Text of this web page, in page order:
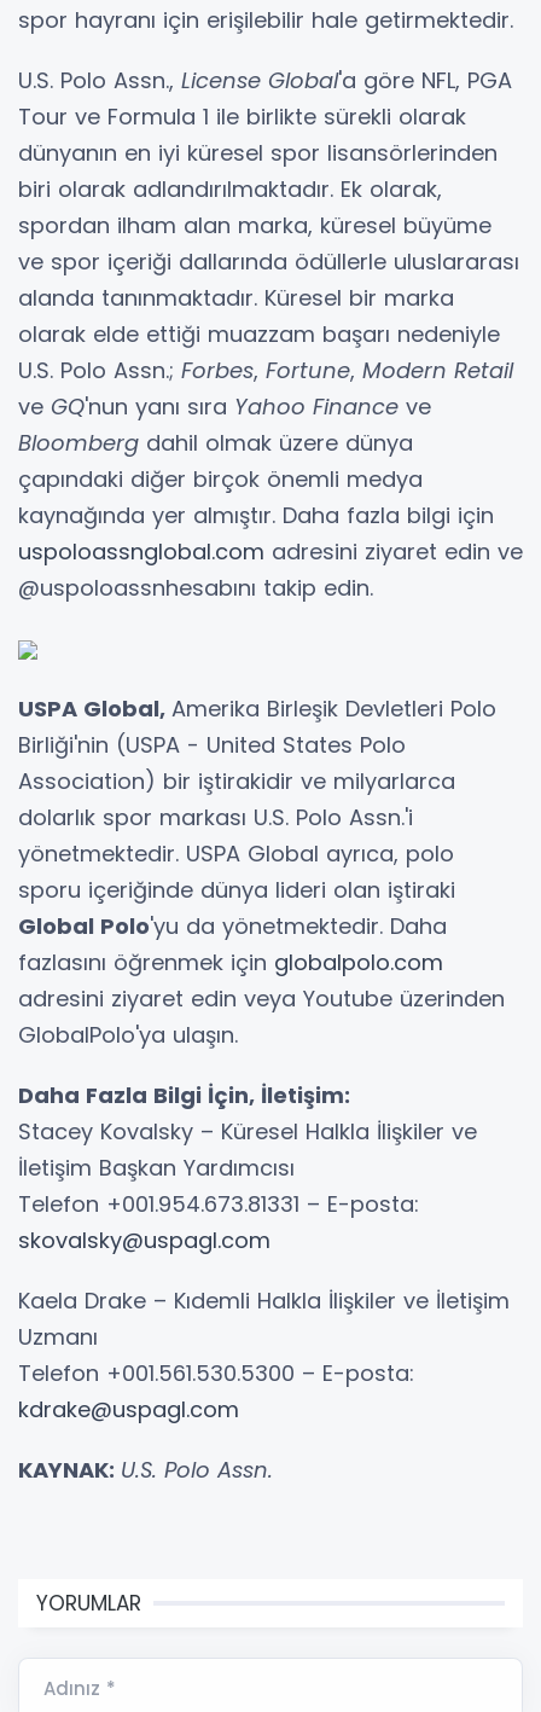
spor hayranı için erişilebilir hale getirmektedir.
U.S. Polo Assn., License Global'a göre NFL, PGA
Tour ve Formula 1 ile birlikte sürekli olarak
dünyanın en iyi küresel spor lisansörlerinden
biri olarak adlandırılmaktadır. Ek olarak,
spordan ilham alan marka, küresel büyüme
ve spor içeriği dallarında ödüllerle uluslararası
alanda tanınmaktadır. Küresel bir marka
olarak elde ettiği muazzam başarı nedeniyle
U.S. Polo Assn.; Forbes, Fortune, Modern Retail
ve GQ'nun yanı sıra Yahoo Finance ve
Bloomberg dahil olmak üzere dünya
çapındaki diğer birçok önemli medya
kaynağında yer almıştır. Daha fazla bilgi için
uspoloassnglobal.com adresini ziyaret edin ve
@uspoloassnhesabını takip edin.
USPA Global, Amerika Birleşik Devletleri Polo
Birliği'nin (USPA - United States Polo
Association) bir iştirakidir ve milyarlarca
dolarlık spor markası U.S. Polo Assn.'i
yönetmektedir. USPA Global ayrıca, polo
sporu içeriğinde dünya lideri olan iştiraki
Global Polo'yu da yönetmektedir. Daha
fazlasını öğrenmek için globalpolo.com
adresini ziyaret edin veya Youtube üzerinden
GlobalPolo'ya ulaşın.
Daha Fazla Bilgi İçin, İletişim:
Stacey Kovalsky – Küresel Halkla İlişkiler ve
İletişim Başkan Yardımcısı
Telefon +001.954.673.81331 – E-posta:
skovalsky@uspagl.com
Kaela Drake – Kıdemli Halkla İlişkiler ve İletişim
Uzmanı
Telefon +001.561.530.5300 – E-posta:
kdrake@uspagl.com
KAYNAK: U.S. Polo Assn.
YORUMLAR
Adınız *